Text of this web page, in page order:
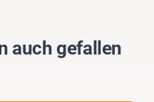
auch gefallen